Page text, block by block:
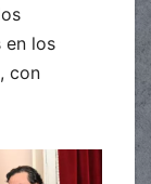
en los
con